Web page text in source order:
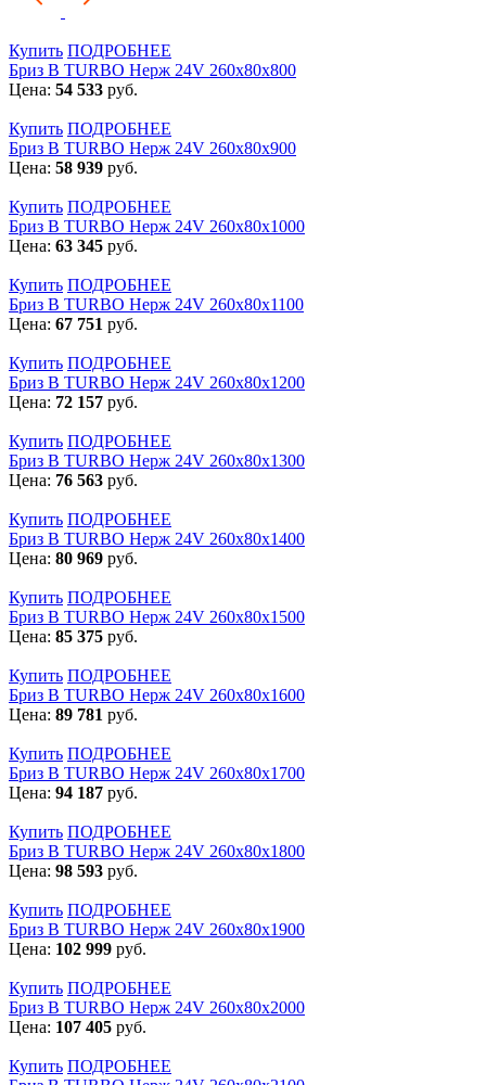
Купить ПОДРОБНЕЕ
Бриз В TURBO Нерж 24V 260х80х800
Цена: 54 533 руб.
Купить ПОДРОБНЕЕ
Бриз В TURBO Нерж 24V 260х80х900
Цена: 58 939 руб.
Купить ПОДРОБНЕЕ
Бриз В TURBO Нерж 24V 260х80х1000
Цена: 63 345 руб.
Купить ПОДРОБНЕЕ
Бриз В TURBO Нерж 24V 260х80х1100
Цена: 67 751 руб.
Купить ПОДРОБНЕЕ
Бриз В TURBO Нерж 24V 260х80х1200
Цена: 72 157 руб.
Купить ПОДРОБНЕЕ
Бриз В TURBO Нерж 24V 260х80х1300
Цена: 76 563 руб.
Купить ПОДРОБНЕЕ
Бриз В TURBO Нерж 24V 260х80х1400
Цена: 80 969 руб.
Купить ПОДРОБНЕЕ
Бриз В TURBO Нерж 24V 260х80х1500
Цена: 85 375 руб.
Купить ПОДРОБНЕЕ
Бриз В TURBO Нерж 24V 260х80х1600
Цена: 89 781 руб.
Купить ПОДРОБНЕЕ
Бриз В TURBO Нерж 24V 260х80х1700
Цена: 94 187 руб.
Купить ПОДРОБНЕЕ
Бриз В TURBO Нерж 24V 260х80х1800
Цена: 98 593 руб.
Купить ПОДРОБНЕЕ
Бриз В TURBO Нерж 24V 260х80х1900
Цена: 102 999 руб.
Купить ПОДРОБНЕЕ
Бриз В TURBO Нерж 24V 260х80х2000
Цена: 107 405 руб.
Купить ПОДРОБНЕЕ